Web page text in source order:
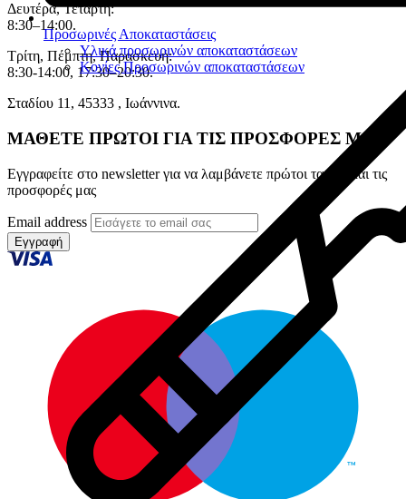
Προσωρινές Αποκαταστάσεις
Υλικά προσωρινών αποκαταστάσεων
Κονίες Προσωρινών αποκαταστάσεων
Δευτέρα, Τετάρτη:
8:30–14:00.
Τρίτη, Πέμπτη, Παρασκευή:
8:30-14:00, 17:30–20:30.
Σταδίου 11, 45333 , Ιωάννινα.
ΜΑΘΕΤΕ ΠΡΩΤΟΙ ΓΙΑ ΤΙΣ ΠΡΟΣΦΟΡΕΣ ΜΑΣ
Εγγραφείτε στο newsletter για να λαμβάνετε πρώτοι τα νέα και τις
προσφορές μας
Email address
Εγγραφή